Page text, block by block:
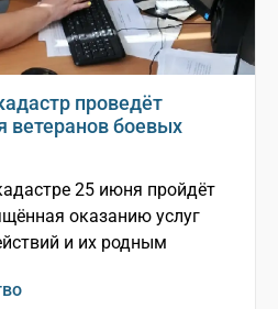
проведёт
ветеранов боевых
25 июня пройдёт
оказанию услуг
и их родным